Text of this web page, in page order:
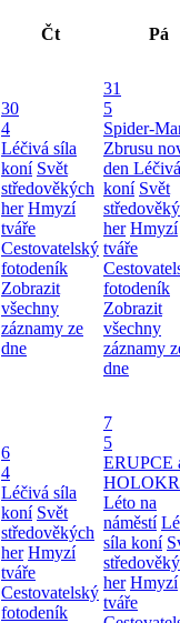
Čt Pá
30
4
Léčivá síla
koní Svět
středověkých
her Hmyzí
tváře
Cestovatelský
fotodeník
Zobrazit
všechny
záznamy ze
dne
31
5
Spider-
Zbrusu
den
koní Svět
her Hmyzí
tváře
fotodeník
Zobrazit
všechny
záznamy
dne
6
4
Léčivá síla
koní Svět
středověkých
her Hmyzí
tváře
Cestovatelský
fotodeník
7
5
ERUPCE
Léto na
náměstí
síla koní
her Hmyzí
tváře